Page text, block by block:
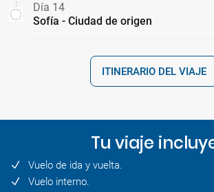
Día 14
Sofía - Ciudad de origen
ITINERARIO DEL VIAJE
Tu viaje
Vuelo de ida y vuelta.
Vuelo interno.